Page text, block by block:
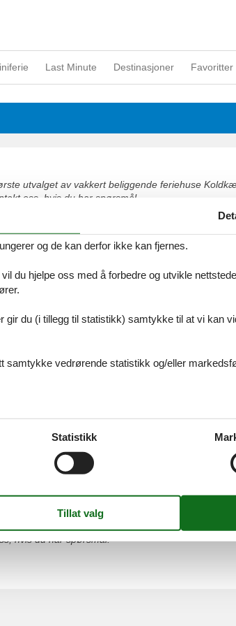
Last Minute Destinasjoner Favoritter
utvalget av vakkert beliggende feriehuse
oss, hvis du har spørsmål.
utvalget av vakkert beliggende feriehuse Bisnap.
hvis du har spørsmål.
og de kan derfor ikke kan fjernes.
du hjelpe oss med å forbedre og utvikle
du (i tillegg til statistikk) samtykke til at vi kan
samtykke vedrørende statistikk og/eller
Statistikk